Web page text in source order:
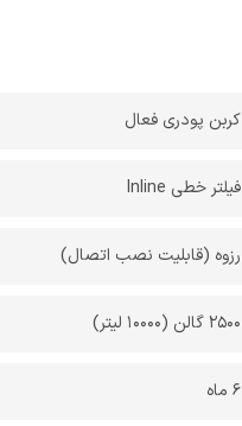
کربن پودری فعال
فیلتر خطی Inline
رزوه (قابلیت نصب اتصال)
2500 گالن (10000 لیتر)
۶ ماه